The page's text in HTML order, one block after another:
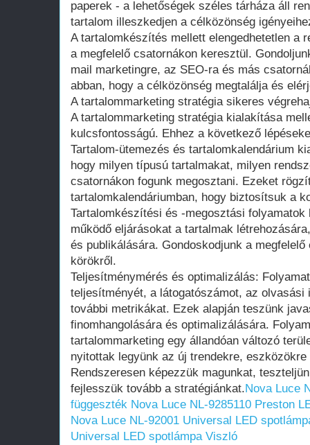
paperek - a lehetőségek széles tárháza áll
tartalom illeszkedjen a célközönség
A tartalomkészítés mellett elengedhetetlen a
a megfelelő csatornákon keresztül.
mail marketingre, az SEO-ra és más
abban, hogy a célközönség megtalálja és
A tartalommarketing stratégia sikeres
A tartalommarketing stratégia kialakítása
kulcsfontosságú. Ehhez a következő
Tartalom-ütemezés és tartalomkalendárium
hogy milyen típusú tartalmakat, milyen
csatornákon fogunk megosztani. Ezeket
tartalomkalendáriumban, hogy biztosítsuk a
Tartalomkészítési és -megosztási
működő eljárásokat a tartalmak
és publikálására. Gondoskodjunk a
körökről.
Teljesítménymérés és optimalizálás:
teljesítményét, a látogatószámot, az olvasási
további metrikákat. Ezek alapján teszünk
finomhangolására és optimalizálására.
tartalommarketing egy állandóan változó
nyitottak legyünk az új trendekre,
Rendszeresen képezzük magunkat,
fejlesszük tovább a stratégiánkat.Nova Luce
függeszték Nova Luce NL-9285110 Preston
Nova Luce NL-92001 Universal LED
Universal LED spotlámpa Viszló